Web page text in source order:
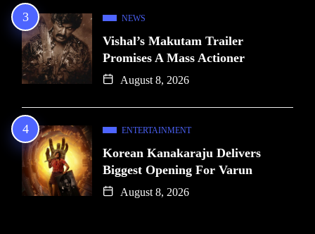
NEWS
Vishal’s Makutam Trailer
Promises A Mass Actioner
August 8, 2026
ENTERTAINMENT
Korean Kanakaraju Delivers
Biggest Opening For Varun
August 8, 2026